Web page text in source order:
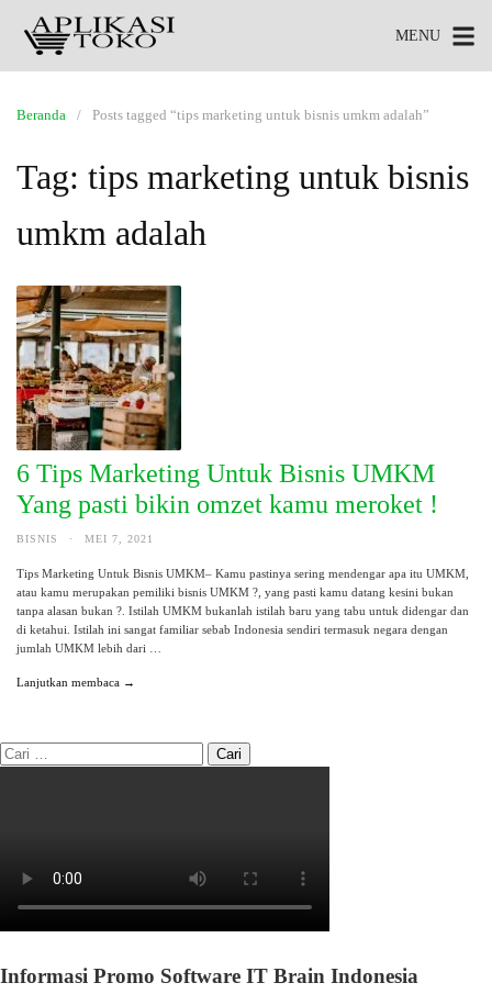
MENU
Beranda Posts tagged “tips marketing untuk bisnis umkm adalah”
Tag: tips marketing untuk bisnis
umkm adalah
6 Tips Marketing Untuk Bisnis UMKM
Yang pasti bikin omzet kamu meroket !
BISNIS · MEI 7, 2021
Tips Marketing Untuk Bisnis UMKM– Kamu pastinya sering mendengar apa itu UMKM,
atau kamu merupakan pemiliki bisnis UMKM ?, yang pasti kamu datang kesini bukan
tanpa alasan bukan ?. Istilah UMKM bukanlah istilah baru yang tabu untuk didengar dan
di ketahui. Istilah ini sangat familiar sebab Indonesia sendiri termasuk negara dengan
jumlah UMKM lebih dari …
Lanjutkan membaca →
Informasi Promo Software IT Brain Indonesia